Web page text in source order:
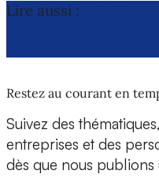
Lire aussi :
Restez au courant en
Suivez des
entreprises et des
dès que nous publions